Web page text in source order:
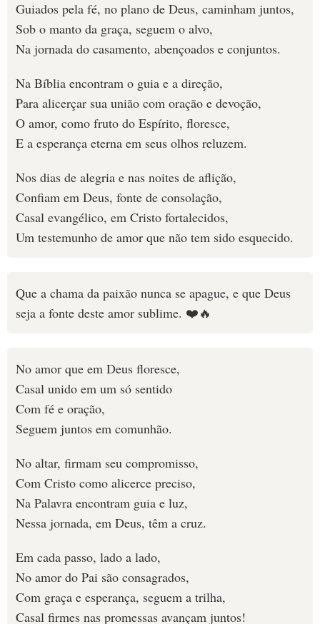
Guiados pela fé, no plano de Deus, caminham juntos,
Sob o manto da graça, seguem o alvo,
Na jornada do casamento, abençoados e conjuntos.
Na Bíblia encontram o guia e a direção,
Para alicerçar sua união com oração e devoção,
O amor, como fruto do Espírito, floresce,
E a esperança eterna em seus olhos reluzem.
Nos dias de alegria e nas noites de aflição,
Confiam em Deus, fonte de consolação,
Casal evangélico, em Cristo fortalecidos,
Um testemunho de amor que não tem sido esquecido.
Que a chama da paixão nunca se apague, e que Deus
seja a fonte deste amor sublime. ❤️️🔥
No amor que em Deus floresce,
Casal unido em um só sentido
Com fé e oração,
Seguem juntos em comunhão.
No altar, firmam seu compromisso,
Com Cristo como alicerce preciso,
Na Palavra encontram guia e luz,
Nessa jornada, em Deus, têm a cruz.
Em cada passo, lado a lado,
No amor do Pai são consagrados,
Com graça e esperança, seguem a trilha,
Casal firmes nas promessas avançam juntos!